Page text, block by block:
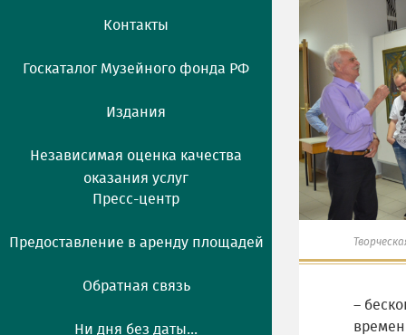
Контакты
Госкаталог Музейного фонда РФ
Издания
Независимая оценка качества
оказания услуг
Пресс-центр
Предоставление в аренду площадей
Обратная связь
Ни дня без даты...
–